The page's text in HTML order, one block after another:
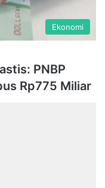
Ekonomi
PNBP
Rp775 Miliar